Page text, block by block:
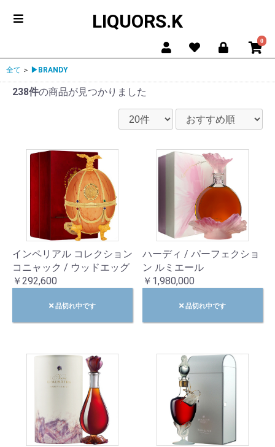
LIQUORS.K
0
全て ＞ ▶BRANDY
238件の商品が見つかりました
インペリアル コレクション
コニャック / ウッドエッグ
￥292,600
品切れ中です
ハーディ / パーフェクショ
ン ルミエール
￥1,980,000
品切れ中です